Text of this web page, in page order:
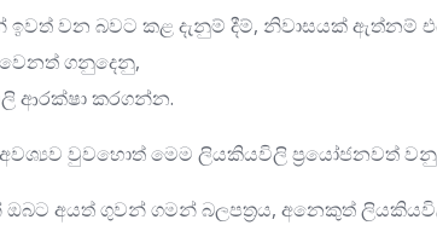
ඉවත් වන බවට කළ දැනුම් දීම්, නිවාසයක් ඇත්නම්
ගනුදෙනු,
ආරක්ෂා කරගන්න.
වුවහොත් මෙම ලියකියවිලි ප්‍රයෝජනවත්
අයත් ගුවන් ගමන් බලපත්‍රය, අනෙකුත්